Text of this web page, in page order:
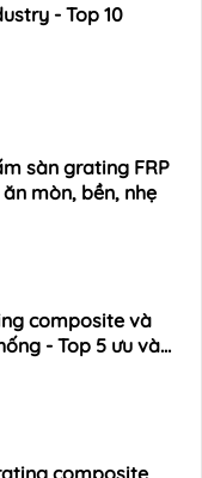
- Top 10
sàn grating FRP
mòn, bền, nhẹ
composite và
- Top 5 ưu và
composite